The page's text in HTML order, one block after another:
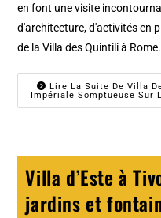
en font une visite
d'architecture, d'activités en
de la Villa des Quintili à
Lire La Suite De Villa
Impériale Somptueuse Sur
Villa d’Este à
jardins et